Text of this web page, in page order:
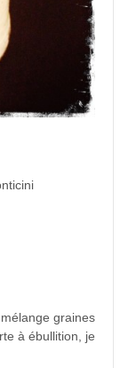
graines
à ébullition, je